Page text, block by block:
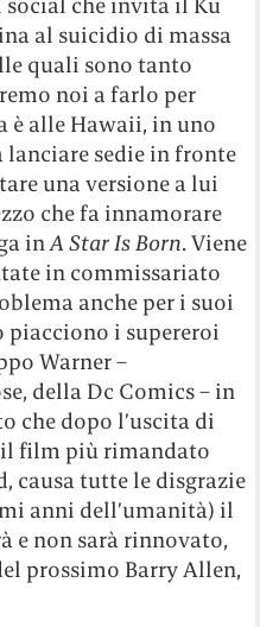
al suicidio di massa
quali sono tanto
noi a farlo per
è alle Hawaii, in uno
sedie in fronte
una versione a lui
che fa innamorare
inA Star Is Born. Viene
in commissariato
anche per i suoi
piacciono i supereroi
Warner –
della Dc Comics – in
che dopo l’uscita di
film più rimandato
causa tutte le disgrazie
anni dell’umanità) il
e non sarà rinnovato,
prossimo Barry Allen,